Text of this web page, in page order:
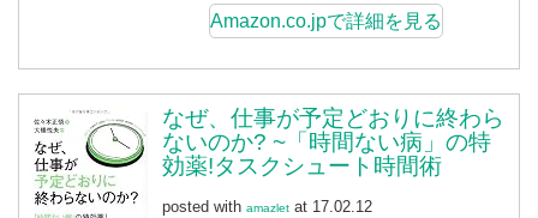
Amazon.co.jpで詳細を見る
なぜ、仕事が予定どおりに終わら
ないのか? ~「時間ない病」の特
効薬!タスクシュート時間術
posted with amazlet at 17.02.12